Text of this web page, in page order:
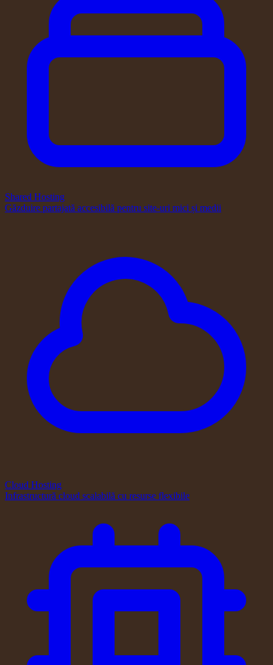
Shared Hosting
Găzduire partajată accesibilă pentru site-uri mici și medii
Cloud Hosting
Infrastructură cloud scalabilă cu resurse flexibile